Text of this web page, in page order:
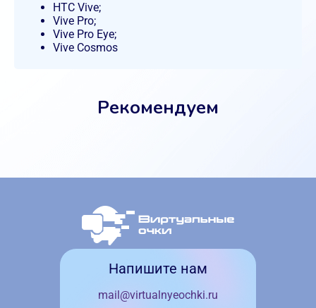
HTC Vive;
Vive Pro;
Vive Pro Eye;
Vive Cosmos
Рекомендуем
Напишите нам
mail@virtualnyeochki.ru